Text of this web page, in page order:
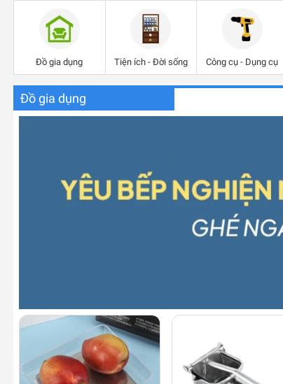
Đồ gia dụng Tiện ích - Đời sống Công cụ - Dụng cụ
Đồ gia dụng